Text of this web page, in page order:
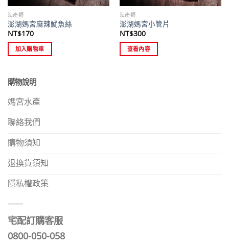
海產類
澎湖媽宮麻辣魷魚絲
NT$170
加入購物車
海產類
澎湖媽宮小管片
NT$300
查看內容
購物說明
媽宮水產
聯絡我們
購物須知
退換貨須知
隱私權政策
宅配訂購客服
0800-050-058